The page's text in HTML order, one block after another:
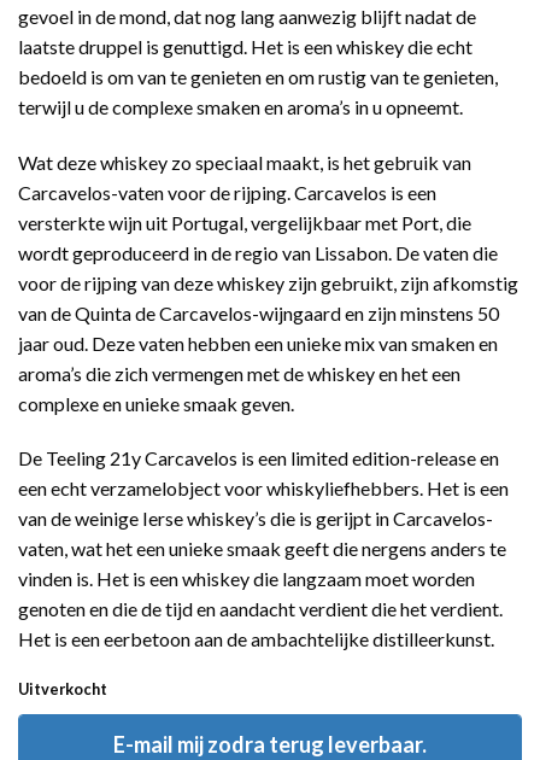
gevoel in de mond, dat nog lang aanwezig blijft nadat de
laatste druppel is genuttigd. Het is een whiskey die echt
bedoeld is om van te genieten en om rustig van te genieten,
terwijl u de complexe smaken en aroma’s in u opneemt.
Wat deze whiskey zo speciaal maakt, is het gebruik van
Carcavelos-vaten voor de rijping. Carcavelos is een
versterkte wijn uit Portugal, vergelijkbaar met Port, die
wordt geproduceerd in de regio van Lissabon. De vaten die
voor de rijping van deze whiskey zijn gebruikt, zijn afkomstig
van de Quinta de Carcavelos-wijngaard en zijn minstens 50
jaar oud. Deze vaten hebben een unieke mix van smaken en
aroma’s die zich vermengen met de whiskey en het een
complexe en unieke smaak geven.
De Teeling 21y Carcavelos is een limited edition-release en
een echt verzamelobject voor whiskyliefhebbers. Het is een
van de weinige Ierse whiskey’s die is gerijpt in Carcavelos-
vaten, wat het een unieke smaak geeft die nergens anders te
vinden is. Het is een whiskey die langzaam moet worden
genoten en die de tijd en aandacht verdient die het verdient.
Het is een eerbetoon aan de ambachtelijke distilleerkunst.
Uitverkocht
E-mail mij zodra terug leverbaar.